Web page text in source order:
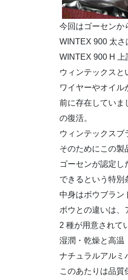
今回はゴーセンか
WINTEX 900 太さ
WINTEX 900 H 上
ウィンテックスと
ワイヤーやオイル
前に存在していま
の復活。
ウィンテックスブ
そのためにこの製
ゴーセンが認定
できるという特別
中身はボウブラン
ボウとの違いは、
2 種が用意されて
湿潤・乾燥と高温
ナチュラルアルミ
このあたりは品質